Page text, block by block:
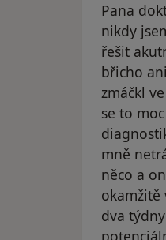
Pana
nikdy
řešit
břicho
zmáčkl
se to
mně
něco a
okamžitě
dva